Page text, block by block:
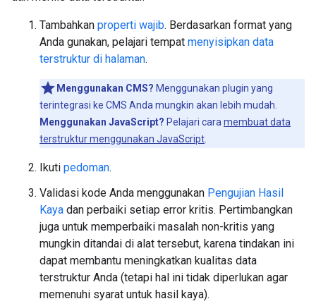
Tambahkan properti wajib. Berdasarkan format yang
Anda gunakan, pelajari tempat menyisipkan data
terstruktur di halaman.
Menggunakan CMS? Menggunakan plugin yang
terintegrasi ke CMS Anda mungkin akan lebih mudah.
Menggunakan JavaScript? Pelajari cara membuat data
terstruktur menggunakan JavaScript
Ikuti pedoman.
Validasi kode Anda menggunakan Pengujian Hasil
Kaya dan perbaiki setiap error kritis. Pertimbangkan
juga untuk memperbaiki masalah non-kritis yang
mungkin ditandai di alat tersebut, karena tindakan ini
dapat membantu meningkatkan kualitas data
terstruktur Anda (tetapi hal ini tidak diperlukan agar
memenuhi syarat untuk hasil kaya).